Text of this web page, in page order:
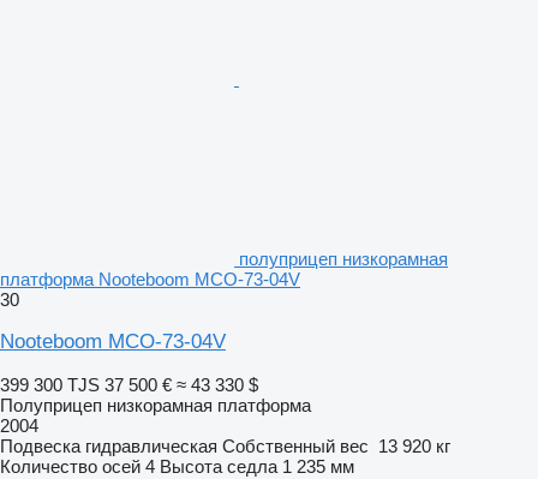
полуприцеп низкорамная
платформа Nooteboom MCO-73-04V
30
Nooteboom MCO-73-04V
399 300 TJS 37 500 € ≈ 43 330 $
Полуприцеп низкорамная платформа
2004
Подвеска гидравлическая Собственный вес 13 920 кг
Количество осей 4 Высота седла 1 235 мм